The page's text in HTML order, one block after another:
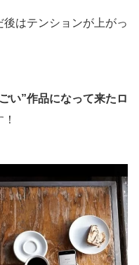
はテンションが上がっ
い”作品になって来たロ